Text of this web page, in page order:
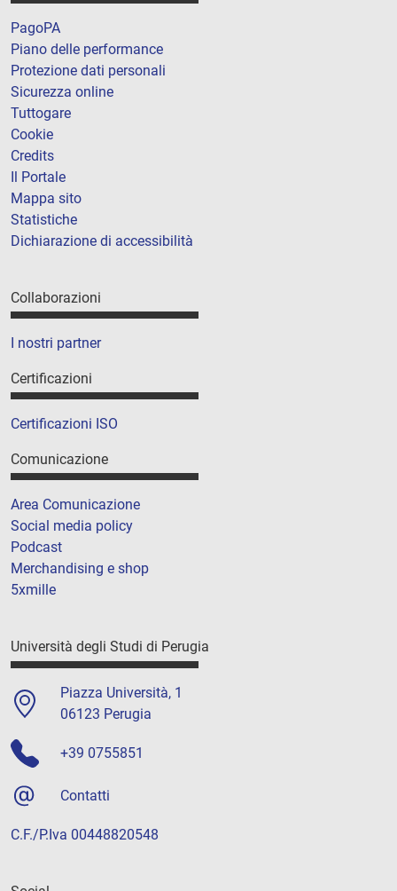
PagoPA
Piano delle performance
Protezione dati personali
Sicurezza online
Tuttogare
Cookie
Credits
Il Portale
Mappa sito
Statistiche
Dichiarazione di accessibilità
Collaborazioni
I nostri partner
Certificazioni
Certificazioni ISO
Comunicazione
Area Comunicazione
Social media policy
Podcast
Merchandising e shop
5xmille
Università degli Studi di Perugia
Piazza Università, 1
06123 Perugia
+39 0755851
Contatti
C.F./P.Iva 00448820548